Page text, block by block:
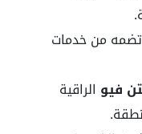
تضمه من خدمات
فيو الراقية